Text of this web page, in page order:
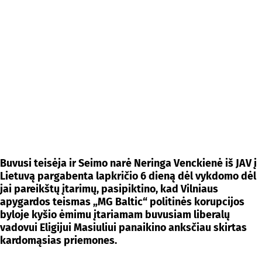
Buvusi teisėja ir Seimo narė Neringa Venckienė iš JAV į
Lietuvą pargabenta lapkričio 6 dieną dėl vykdomo dėl
jai pareikštų įtarimų, pasipiktino, kad Vilniaus
apygardos teismas „MG Baltic“ politinės korupcijos
byloje kyšio ėmimu įtariamam buvusiam liberalų
vadovui Eligijui Masiuliui panaikino anksčiau skirtas
kardomąsias priemones.